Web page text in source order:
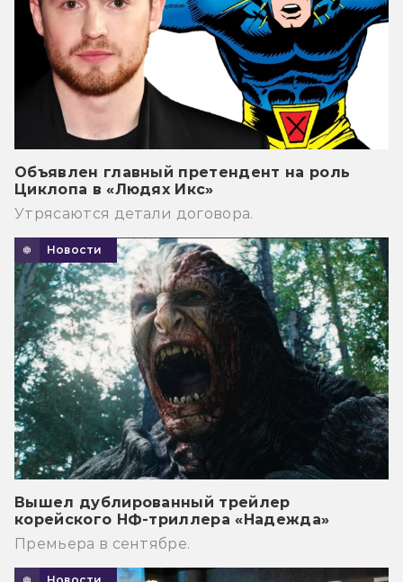
Объявлен главный претендент на роль
Циклопа в «Людях Икс»
Утрясаются детали договора.
Новости
Вышел дублированный трейлер
корейского НФ-триллера «Надежда»
Премьера в сентябре.